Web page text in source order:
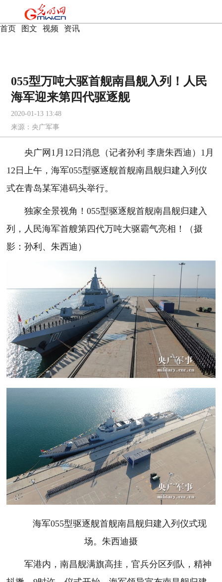
首页 图文 视频 资讯
055型万吨大驱首舰南昌舰入列！人民
海军迎来第四代驱逐舰
2020-01-13 13:48
来源： 央广军事
央广网1月12日消息（记者孙利 李唐朱西迪）1月
12日上午，海军055型驱逐舰首舰南昌舰归建入列仪
式在青岛某军港码头举行。
独家全景视角！055型驱逐舰首舰南昌舰归建入
列，人民海军首艘第四代万吨大驱霸气亮相！（摄
影：孙利、朱西迪）
海军055型驱逐舰首舰南昌舰归建入列仪式现
场。朱西迪摄
军港内，南昌舰满旗高挂，官兵分区列队，精神